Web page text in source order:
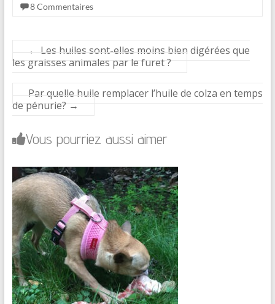
8 Commentaires
←
Les huiles sont-elles moins bien digérées que
les graisses animales par le furet ?
Par quelle huile remplacer l’huile de colza en temps
de pénurie? →
Vous pourriez aussi aimer